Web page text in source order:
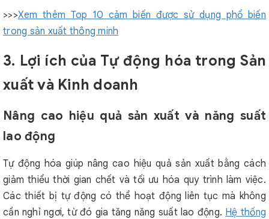
>>>Xem thêm Top 10 cảm biến được sử dụng phổ biến
trong sản xuất thông minh
3. Lợi ích của Tự động hóa trong Sản
xuất và Kinh doanh
Nâng cao hiệu quả sản xuất và năng suất
lao động
Tự động hóa giúp nâng cao hiệu quả sản xuất bằng cách
giảm thiểu thời gian chết và tối ưu hóa quy trình làm việc.
Các thiết bị tự động có thể hoạt động liên tục mà không
cần nghỉ ngơi, từ đó gia tăng năng suất lao động. Hệ thống